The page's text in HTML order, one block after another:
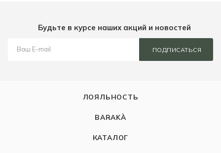
Будьте в курсе наших акций и новостей
ПОДПИСАТЬСЯ
ЛОЯЛЬНОСТЬ
BARAKÀ
КАТАЛОГ